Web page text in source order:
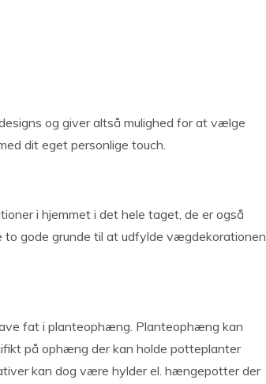
og giver altså mulighed for at vælge
dit eget personlige touch.
i hjemmet i det hele taget, de er også
to gode grunde til at udfylde vægdekorationen
fat i planteophæng. Planteophæng kan
på ophæng der kan holde potteplanter
kan dog være hylder el. hængepotter der